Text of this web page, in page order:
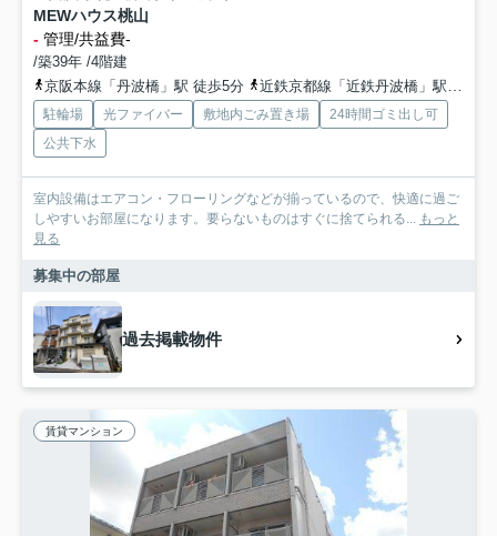
MEWハウス桃山
- 管理/共益費-
/築39年 /4階建
京阪本線「丹波橋」駅 徒歩5分
近鉄京都線「近鉄丹波橋」駅 徒歩5分
駐輪場 光ファイバー 敷地内ごみ置き場
24時間ゴミ出し可
公共下水
室内設備はエアコン・フローリングなどが揃っているので、快適に過ご
しやすいお部屋になります。要らないものはすぐに捨てられる... もっと
見る
募集中の部屋
過去掲載物件
賃貸マンション